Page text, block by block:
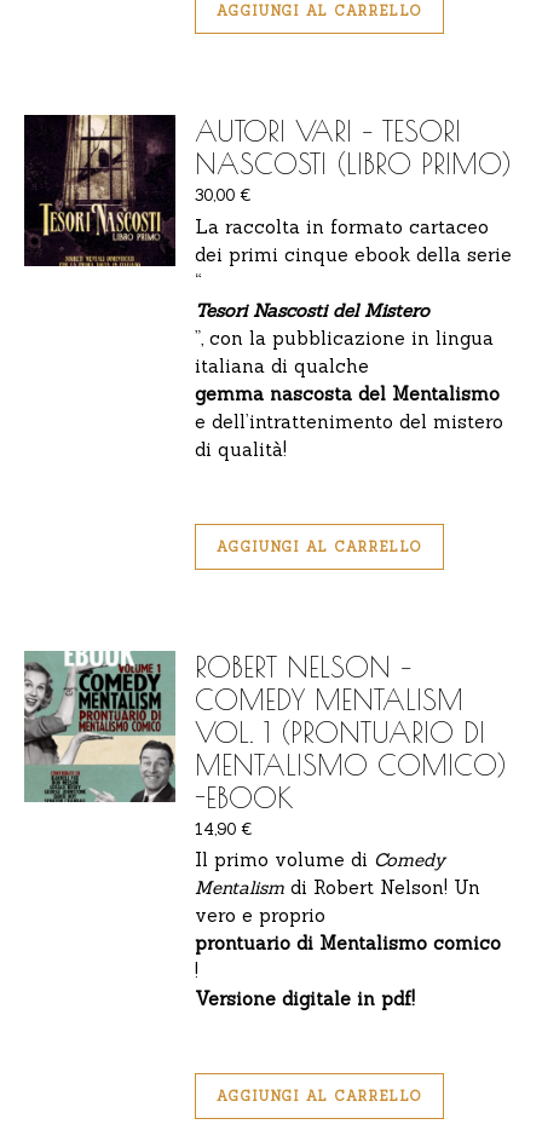
AGGIUNGI AL CARRELLO
AUTORI VARI – TESORI
NASCOSTI (LIBRO PRIMO)
30,00€
La raccolta in formato cartaceo
dei primi cinque ebook della serie
“
Tesori Nascosti del Mistero
”, con la pubblicazione in lingua
italiana di qualche
gemma nascosta del Mentalismo
e dell’intrattenimento del mistero
di qualità!
AGGIUNGI AL CARRELLO
ROBERT NELSON –
COMEDY MENTALISM
VOL. 1 (PRONTUARIO DI
MENTALISMO COMICO)
-EBOOK
14,90€
Il primo volume di Comedy
Mentalism di Robert Nelson! Un
vero e proprio
prontuario di Mentalismo comico
!
Versione digitale in pdf!
AGGIUNGI AL CARRELLO